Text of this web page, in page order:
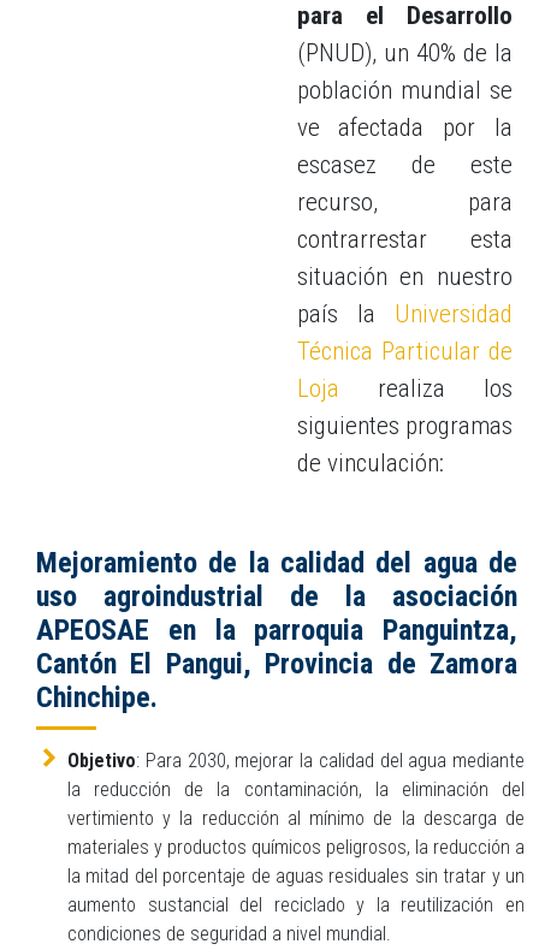
para el Desarrollo
(PNUD), un 40% de la
población mundial se
ve afectada por la
escasez de este
recurso, para
contrarrestar esta
situación en nuestro
país la Universidad
Técnica Particular de
Loja realiza los
siguientes programas
de vinculación:
Mejoramiento de la calidad del agua de
uso agroindustrial de la asociación
APEOSAE en la parroquia Panguintza,
Cantón El Pangui, Provincia de Zamora
Chinchipe.
Objetivo: Para 2030, mejorar la calidad del agua mediante
la reducción de la contaminación, la eliminación del
vertimiento y la reducción al mínimo de la descarga de
materiales y productos químicos peligrosos, la reducción a
la mitad del porcentaje de aguas residuales sin tratar y un
aumento sustancial del reciclado y la reutilización en
condiciones de seguridad a nivel mundial.